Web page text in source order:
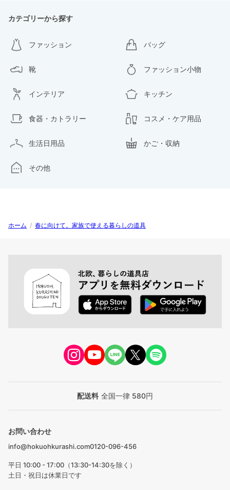
カテゴリーから探す
ファッション バッグ
靴 ファッション小物
インテリア キッチン
食器・カトラリー コスメ・ケア用品
生活日用品 かご・収納
その他
ホーム / 春に向けて。家族で使える暮らしの道具
配送料 全国一律 580円
お問い合わせ
info@hokuohkurashi.com0120-096-456
平日 10:00 - 17:00（13:30-14:30を除く）
土日・祝日は休業日です